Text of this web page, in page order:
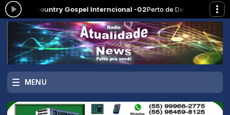
Country Gospel Interncional -02Perto de Deus com Modo
MENU